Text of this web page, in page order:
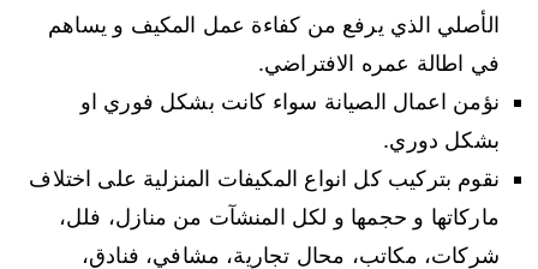
الأصلي الذي يرفع من كفاءة عمل المكيف و يساهم
في اطالة عمره الافتراضي.
نؤمن اعمال الصيانة سواء كانت بشكل فوري او
بشكل دوري.
نقوم بتركيب كل انواع المكيفات المنزلية على اختلاف
ماركاتها و حجمها و لكل المنشآت من منازل، فلل،
شركات، مكاتب، محال تجارية، مشافي، فنادق،